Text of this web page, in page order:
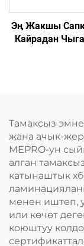
Эң Жакшы
Кайрадан
Тамаксыз
жана ачык-
MEPRO-ун
алган
катынаштык
менен иштеп,
или көчөт
коюштуу